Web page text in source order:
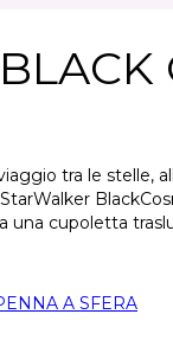
tra le
una cupoletta
A SFERA